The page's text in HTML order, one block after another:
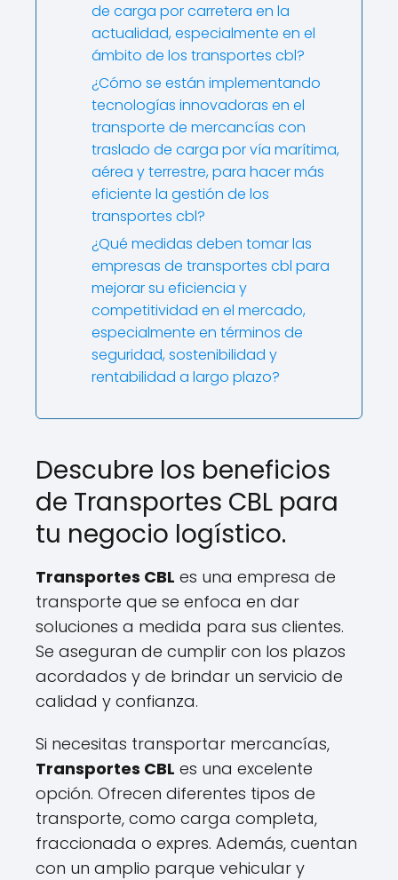
de carga por carretera en la
actualidad, especialmente en el
ámbito de los transportes cbl?
¿Cómo se están implementando
tecnologías innovadoras en el
transporte de mercancías con
traslado de carga por vía marítima,
aérea y terrestre, para hacer más
eficiente la gestión de los
transportes cbl?
¿Qué medidas deben tomar las
empresas de transportes cbl para
mejorar su eficiencia y
competitividad en el mercado,
especialmente en términos de
seguridad, sostenibilidad y
rentabilidad a largo plazo?
Descubre los beneficios
de Transportes CBL para
tu negocio logístico.
Transportes CBL es una empresa de
transporte que se enfoca en dar
soluciones a medida para sus clientes.
Se aseguran de cumplir con los plazos
acordados y de brindar un servicio de
calidad y confianza.
Si necesitas transportar mercancías,
Transportes CBL es una excelente
opción. Ofrecen diferentes tipos de
transporte, como carga completa,
fraccionada o expres. Además, cuentan
con un amplio parque vehicular y